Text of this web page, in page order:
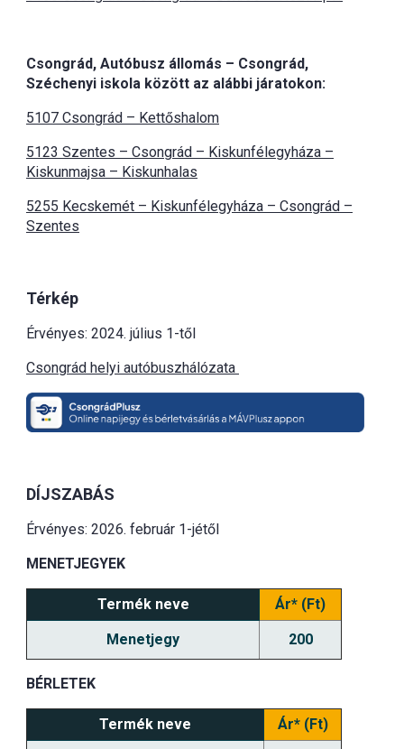
Csongrád, Autóbusz állomás – Csongrád,
Széchenyi iskola között az alábbi járatokon:
5107 Csongrád – Kettőshalom
5123 Szentes – Csongrád – Kiskunfélegyháza –
Kiskunmajsa – Kiskunhalas
5255 Kecskemét – Kiskunfélegyháza – Csongrád –
Szentes
Térkép
Érvényes: 2024. július 1-től
Csongrád helyi autóbuszhálózata
DÍJSZABÁS
Érvényes: 2026. február 1-jétől
MENETJEGYEK
Termék neve Ár* (Ft)
Menetjegy 200
BÉRLETEK
Termék neve Ár* (Ft)